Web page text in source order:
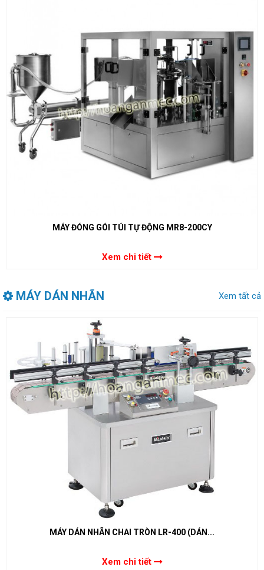
MÁY ĐÓNG GÓI TÚI TỰ ĐỘNG MR8-200CY
Xem chi tiết
MÁY DÁN NHÃN Xem tất cả
MÁY DÁN NHÃN CHAI TRÒN LR-400 (DÁN...
Xem chi tiết